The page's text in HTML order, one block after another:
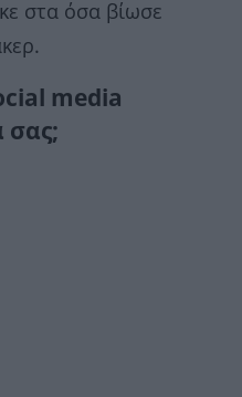
στα όσα βίωσε
media
σας;